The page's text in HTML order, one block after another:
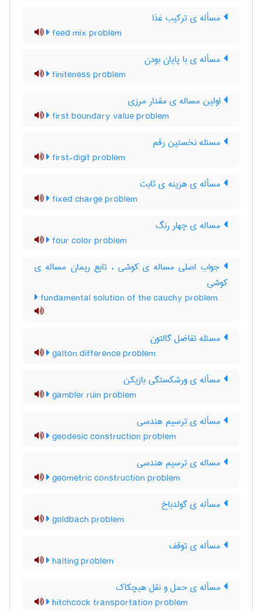
مسأله ی ترکیب غذا
feed mix problem
مسأله ی با پایان بودن
finiteness problem
اولین مساله ی مقدار مرزی
first boundary value problem
مسئله نخستین رقم
first-digit problem
مسأله ی هزینه ی ثابت
fixed charge problem
مساله ی چهار رنگ
four color problem
جواب اصلی مساله ی کوشی ، تابع ریمان مساله ی
کوشی
fundamental solution of the cauchy problem
مسئله تفاضل گالتون
galton difference problem
مسأله ی ورشکستگی بازیکن
gambler ruin problem
مسأله ی ترسیم هندسی
geodesic construction problem
مساله ی ترسیم هندسی
geometric construction problem
مسأله ی گولدباخ
goldbach problem
مسأله ی توقف
halting problem
مسأله ی حمل و نقل هیچکاک
hitchcock transportation problem